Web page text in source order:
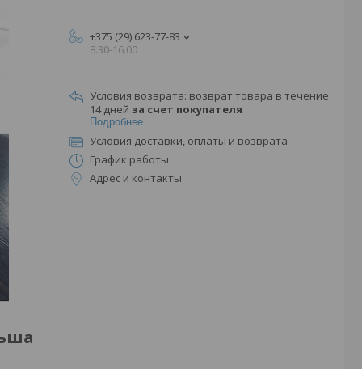
+375 (29) 623-77-83
8.30-16.00
возврат товара в течение
14 дней за счет покупателя
Подробнее
Условия доставки, оплаты и возврата
График работы
Адрес и контакты